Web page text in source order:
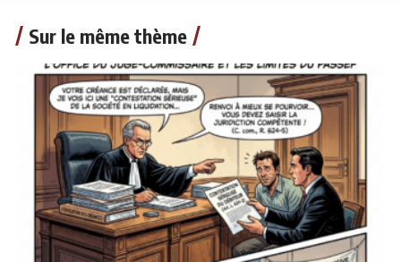
Sur le même thème